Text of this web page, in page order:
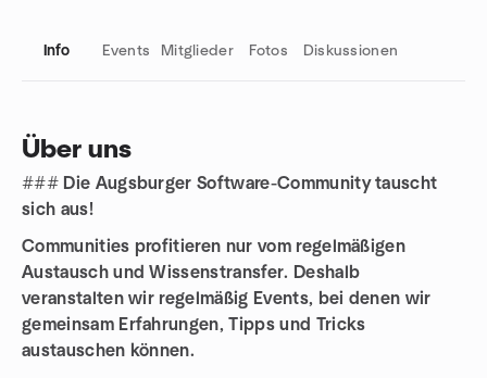
Info Events Mitglieder Fotos Diskussionen
Über uns
### Die Augsburger Software-Community tauscht
sich aus!
Communities profitieren nur vom regelmäßigen
Austausch und Wissenstransfer. Deshalb
veranstalten wir regelmäßig Events, bei denen wir
gemeinsam Erfahrungen, Tipps und Tricks
austauschen können.
Gruppenlinks